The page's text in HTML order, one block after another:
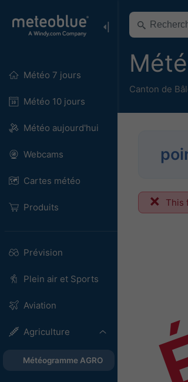
Météo 7 jours
Météo 10 jours
Météo aujourd'hui
Webcams
Cartes météo
Produits
Prévision
Plein air et Sports
Aviation
Agriculture
Météogramme AGRO
Canton de
This